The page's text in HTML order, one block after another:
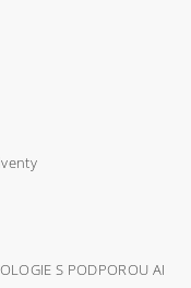
S PODPOROU AI